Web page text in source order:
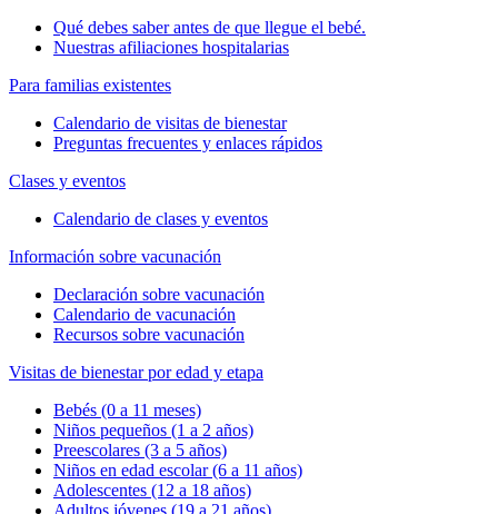
Qué debes saber antes de que llegue el bebé.
Nuestras afiliaciones hospitalarias
Para familias existentes
Calendario de visitas de bienestar
Preguntas frecuentes y enlaces rápidos
Clases y eventos
Calendario de clases y eventos
Información sobre vacunación
Declaración sobre vacunación
Calendario de vacunación
Recursos sobre vacunación
Visitas de bienestar por edad y etapa
Bebés (0 a 11 meses)
Niños pequeños (1 a 2 años)
Preescolares (3 a 5 años)
Niños en edad escolar (6 a 11 años)
Adolescentes (12 a 18 años)
Adultos jóvenes (19 a 21 años)